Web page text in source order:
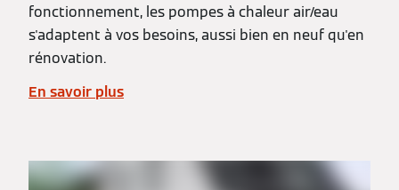
fonctionnement, les pompes à chaleur air/eau
s'adaptent à vos besoins, aussi bien en neuf qu'en
rénovation.
En savoir plus